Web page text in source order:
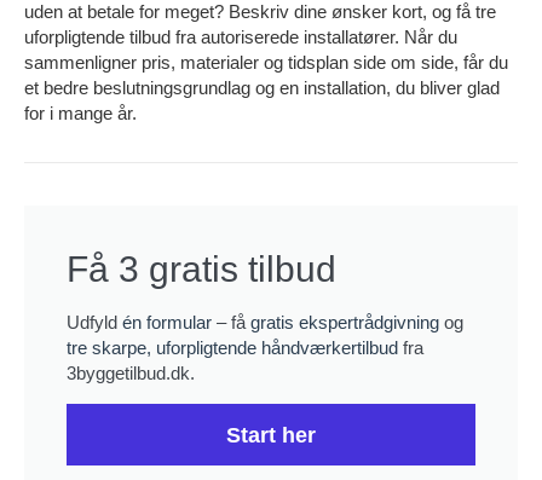
uden at betale for meget? Beskriv dine ønsker kort, og få tre
uforpligtende tilbud fra autoriserede installatører. Når du
sammenligner pris, materialer og tidsplan side om side, får du
et bedre beslutningsgrundlag og en installation, du bliver glad
for i mange år.
Få 3 gratis tilbud
Udfyld én formular – få gratis ekspertrådgivning og
tre skarpe, uforpligtende håndværkertilbud fra
3byggetilbud.dk.
Start her